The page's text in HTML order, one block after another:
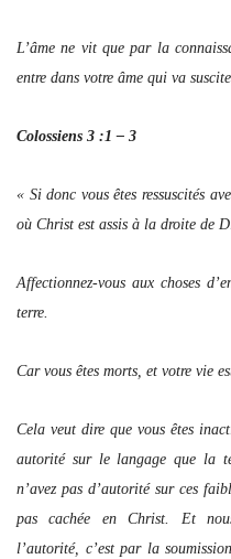
L’âme ne vit que par la
entre dans votre âme qui va
Colossiens 3 :1 – 3
« Si donc vous êtes ressuscités
où Christ est assis à la droite de
Affectionnez-vous aux choses
terre.
Car vous êtes morts, et votre vie
Cela veut dire que vous êtes
autorité sur le langage que la
n’avez pas d’autorité sur ces
pas cachée en Christ. Et
l’autorité, c’est par la